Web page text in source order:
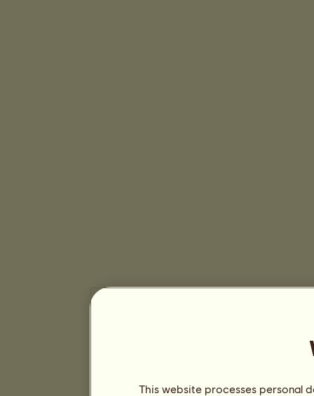
This website processes personal